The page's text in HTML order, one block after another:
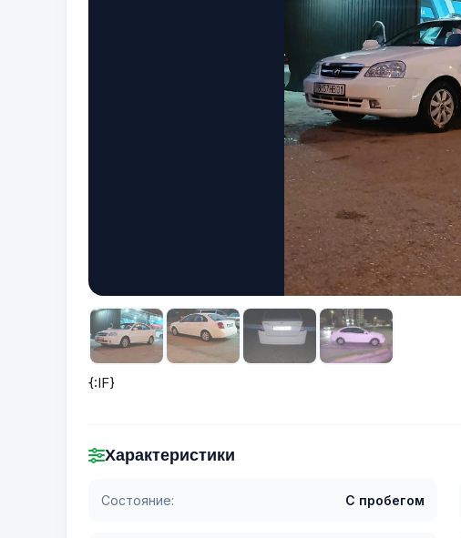
{:IF}
Характеристики
Состояние: С пробегом